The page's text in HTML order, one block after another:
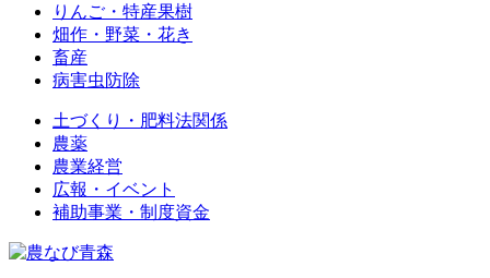
りんご・特産果樹
畑作・野菜・花き
畜産
病害虫防除
土づくり・肥料法関係
農薬
農業経営
広報・イベント
補助事業・制度資金